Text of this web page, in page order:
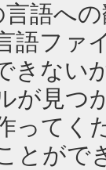
語へ
語ファ
きない
が見つ
ってく
とがで